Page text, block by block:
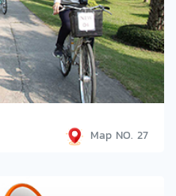
Map NO. 27